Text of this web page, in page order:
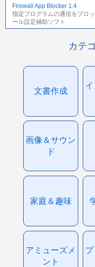
Firewall App Blocker 1.4
指定プログラムの通信をブロ
ール設定補助ソフト
カテ
文書作成
画像＆サウン
ド
家庭＆趣味
アミューズメ
ント